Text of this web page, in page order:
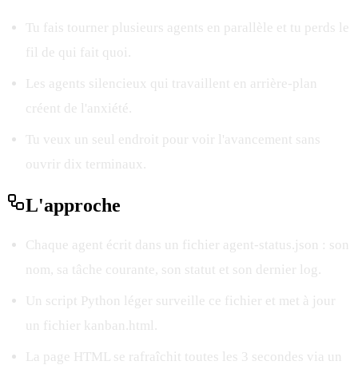
Tu fais tourner plusieurs agents en parallèle et tu perds le
fil de qui fait quoi.
Les agents silencieux qui travaillent en arrière-plan
créent de l'anxiété.
Tu veux un seul endroit pour voir l'avancement sans
ouvrir dix terminaux.
L'approche
Chaque agent écrit dans un fichier agent-status.json : son
nom, sa tâche courante, son statut et son dernier log.
Un script Python léger surveille ce fichier et met à jour
un fichier kanban.html.
La page HTML se rafraîchit toutes les 3 secondes via un